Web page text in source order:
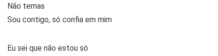
Não temas
Sou contigo, só confia em mim
Eu sei que não estou só